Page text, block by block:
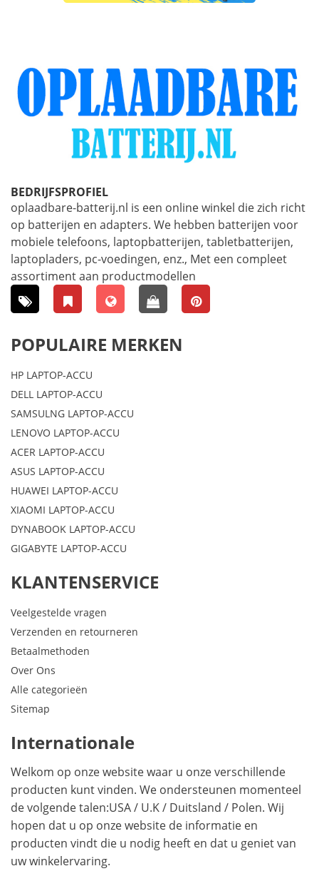
BEDRIJFSPROFIEL
oplaadbare-batterij.nl is een online winkel die zich richt
op batterijen en adapters. We hebben batterijen voor
mobiele telefoons, laptopbatterijen, tabletbatterijen,
laptopladers, pc-voedingen, enz., Met een compleet
assortiment aan productmodellen
POPULAIRE MERKEN
HP LAPTOP-ACCU
DELL LAPTOP-ACCU
SAMSULNG LAPTOP-ACCU
LENOVO LAPTOP-ACCU
ACER LAPTOP-ACCU
ASUS LAPTOP-ACCU
HUAWEI LAPTOP-ACCU
XIAOMI LAPTOP-ACCU
DYNABOOK LAPTOP-ACCU
GIGABYTE LAPTOP-ACCU
KLANTENSERVICE
Veelgestelde vragen
Verzenden en retourneren
Betaalmethoden
Over Ons
Alle categorieën
Sitemap
Internationale
Welkom op onze website waar u onze verschillende
producten kunt vinden. We ondersteunen momenteel
de volgende talen:USA/ U.K/ Duitsland / Polen. Wij
hopen dat u op onze website de informatie en
producten vindt die u nodig heeft en dat u geniet van
uw winkelervaring.